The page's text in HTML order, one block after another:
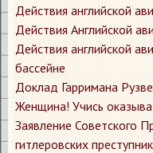
Действия английской
Действия Английской
Действия английской
бассейне
Доклад Гарримана
Женщина! Учись
Заявление Советского
гитлеровских